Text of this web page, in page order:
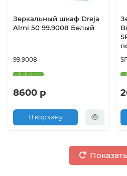
Зеркальный шкаф Dreja
Almi 50 99.9008 Белый
99.9008
8600 р
В корзину